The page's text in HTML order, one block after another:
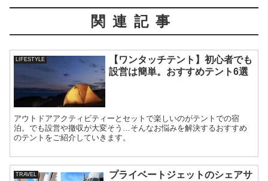
関連記事
LIFESTYLE
【ワンタッチテント】初心者でも
設営は簡単。おすすめテント6選
アウトドアアクティビティーとセットで楽しいのがテントでの宿
泊。でも設営や撤収が大変そう…そんなお悩みを解決するおすすめ
のテントをご紹介していきます。
TRAVEL
プライベートジェットのシェアサ